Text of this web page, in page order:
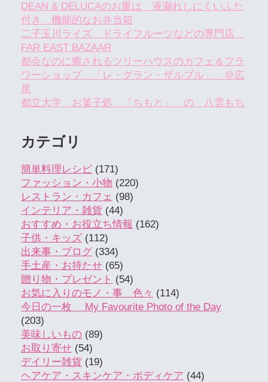
DEAN & DELUCAのお重は 液漏れしにくいふた
付き 機能的なお弁当箱
二子玉川ライズ ドライフルーツなどの専門店
FAR EAST BAZAAR
都会なのに癒されるツリーハウスのカフェ＆フラ
ワーショップ 「レ・グラン・ザルブル」 ＠広
尾
都立大学 お菓子処 「ちもと」 の 八雲もち
カテゴリ
簡単料理レシピ (171)
ファッション・小物 (220)
レストラン・カフェ (98)
インテリア・雑貨 (44)
おすすめ・お役立ち情報 (162)
子供・キッズ (112)
出来事・ブログ (334)
手土産・お持たせ (65)
贈り物・プレゼント (54)
お気に入りのモノ・事 色々 (114)
今日の一枚 My Favourite Photo of the Day
(203)
美味しいもの (89)
お取り寄せ (54)
デイリー雑貨 (19)
ヘアケア・スキンケア・ボディケア (44)